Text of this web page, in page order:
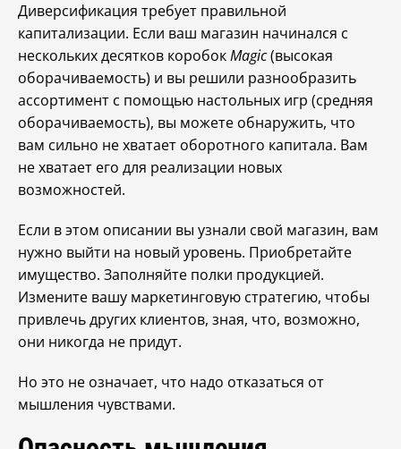
Диверсификация требует правильной
капитализации. Если ваш магазин начинался с
нескольких десятков коробокMagic(высокая
оборачиваемость) и вы решили разнообразить
ассортимент с помощью настольных игр (средняя
оборачиваемость), вы можете обнаружить, что
вам сильно не хватает оборотного капитала. Вам
не хватает его для реализации новых
возможностей.
Если в этом описании вы узнали свой магазин, вам
нужно выйти на новый уровень. Приобретайте
имущество. Заполняйте полки продукцией.
Измените вашу маркетинговую стратегию, чтобы
привлечь других клиентов, зная, что, возможно,
они никогда не придут.
Но это не означает, что надо отказаться от
мышления чувствами.